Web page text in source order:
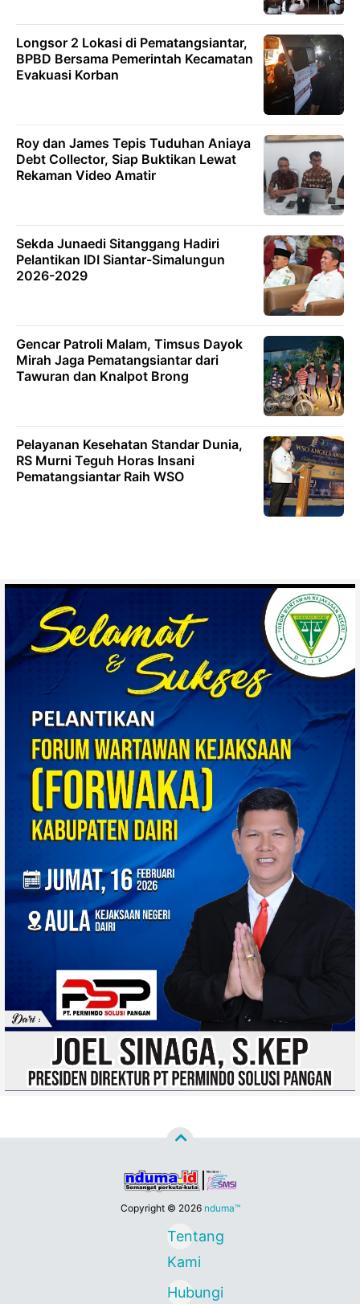
Longsor 2 Lokasi di Pematangsiantar,
BPBD Bersama Pemerintah Kecamatan
Evakuasi Korban
Roy dan James Tepis Tuduhan Aniaya
Debt Collector, Siap Buktikan Lewat
Rekaman Video Amatir
Sekda Junaedi Sitanggang Hadiri
Pelantikan IDI Siantar-Simalungun
2026-2029
Gencar Patroli Malam, Timsus Dayok
Mirah Jaga Pematangsiantar dari
Tawuran dan Knalpot Brong
Pelayanan Kesehatan Standar Dunia,
RS Murni Teguh Horas Insani
Pematangsiantar Raih WSO
Copyright © 2026 nduma™
Tentang
Kami
Hubungi